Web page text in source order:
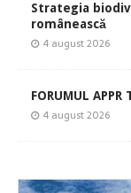
Strategia
românească
4 august 2026
FORUMUL APPR
4 august 2026